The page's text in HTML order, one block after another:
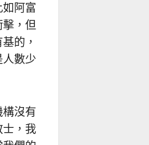
阿富
，但
的，
數少
構沒有
，我